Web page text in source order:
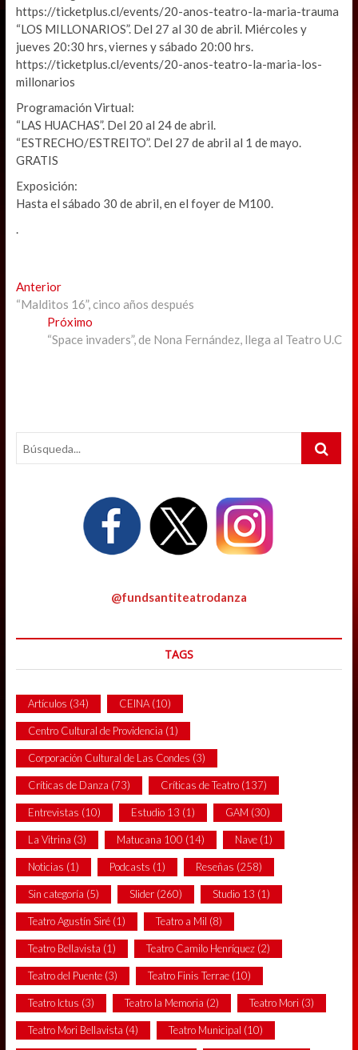
https://ticketplus.cl/events/20-anos-teatro-la-maria-trauma
“LOS MILLONARIOS”. Del 27 al 30 de abril. Miércoles y
jueves 20:30 hrs, viernes y sábado 20:00 hrs.
https://ticketplus.cl/events/20-anos-teatro-la-maria-los-
millonarios
Programación Virtual:
“LAS HUACHAS”. Del 20 al 24 de abril.
“ESTRECHO/ESTREITO”. Del 27 de abril al 1 de mayo.
GRATIS
Exposición:
Hasta el sábado 30 de abril, en el foyer de M100.
.
Navegación
de
entradas
AnteriorPrevious
post:
“Malditos 16”, cinco años después
Próximo
post:
“Space invaders”, de Nona Fernández, llega al Teatro U.C
Search
@fundsantiteatrodanza
TAGS
Artículos (34) CEINA(10)
Centro Cultural de Providencia (1)
Corporación Cultural de Las Condes (3)
Críticas de Danza (73) Críticas de Teatro(137)
Entrevistas (10) Estudio 13 (1) GAM (30)
La Vitrina (3) Matucana 100 (14) Nave(1)
Noticias (1) Podcasts (1) Reseñas (258)
Sin categoría (5) Slider(260) Studio 13 (1)
Teatro Agustín Siré(1) Teatro a Mil (8)
Teatro Bellavista (1) Teatro Camilo Henríquez(2)
Teatro del Puente(3) Teatro Finis Terrae(10)
Teatro Ictus (3) Teatro la Memoria (2) Teatro Mori (3)
Teatro Mori Bellavista (4) Teatro Municipal (10)